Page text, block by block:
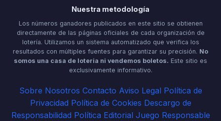
Nuestra metodología
Los números ganadores publicados en este sitio se obtienen
directamente de las páginas oficiales de cada organización de
lotería. Utilizamos un sistema automatizado que verifica los
resultados con múltiples fuentes para garantizar su precisión. No
somos una casa de loteria ni vendemos boletos. Este sitio es
exclusivamente informativo.
Sobre Nosotros Contacto Aviso Legal Política de
Privacidad Política de Cookies Descargo de
Responsabilidad Política Editorial Juego Responsable